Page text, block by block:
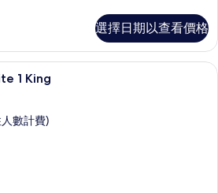
選擇日期以查看價格
Versailles Executive Suite 1 King | 高
1 King
數計費)